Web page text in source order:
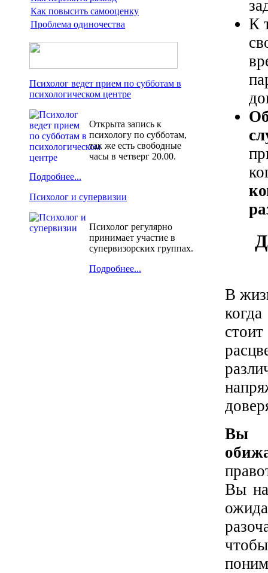
Как повысить самооценку
Проблема одиночества
Психолог ведет прием по субботам в
психологическом центре
Открыта запись к
психологу по субботам,
так же есть свободные
часы в четверг 20.00.
Подробнее...
Психолог и супервизии
Психолог регулярно
принимает участие в
супервизорских группах.
Подробнее...
К
В
Вы
Вы